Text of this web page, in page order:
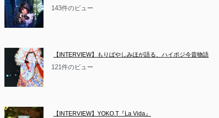
143件のビュー
【INTERVIEW】もりばやしみほが語る、ハイポジ今昔物語
121件のビュー
【INTERVIEW】YOKO.T『La Vida』